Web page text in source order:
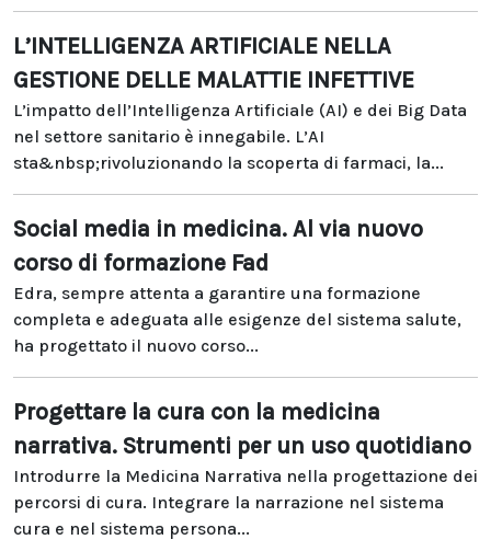
L’INTELLIGENZA ARTIFICIALE NELLA
GESTIONE DELLE MALATTIE INFETTIVE
L’impatto dell’Intelligenza Artificiale (AI) e dei Big Data
nel settore sanitario è innegabile. L’AI
sta&nbsp;rivoluzionando la scoperta di farmaci, la...
Social media in medicina. Al via nuovo
corso di formazione Fad
Edra, sempre attenta a garantire una formazione
completa e adeguata alle esigenze del sistema salute,
ha progettato il nuovo corso...
Progettare la cura con la medicina
narrativa. Strumenti per un uso quotidiano
Introdurre la Medicina Narrativa nella progettazione dei
percorsi di cura. Integrare la narrazione nel sistema
cura e nel sistema persona...